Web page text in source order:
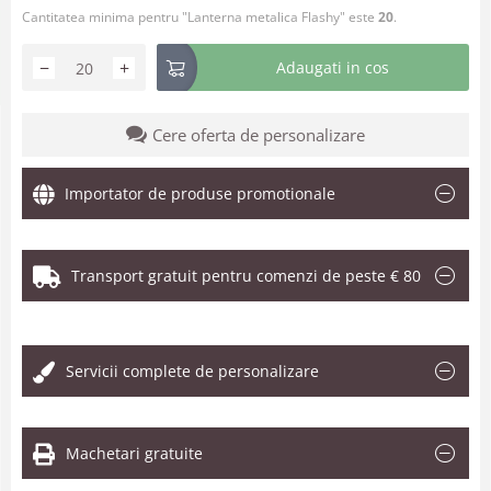
Cantitatea minima pentru "Lanterna metalica Flashy" este 20.
+
− Adaugati in cos
Cere oferta de personalizare
Importator de produse promotionale
Transport gratuit pentru comenzi de peste € 80
Servicii complete de personalizare
Machetari gratuite